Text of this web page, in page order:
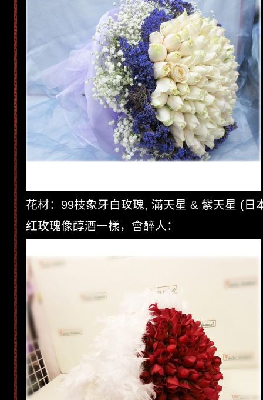
花材：99枝象牙白玫瑰, 滿天星 & 紫天星 (日
红玫瑰像醇酒一樣，會醉人：